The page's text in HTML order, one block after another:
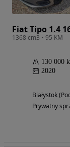
Fiat Tipo 1.4
1368 cm3 • 95 KM
130 000
2020
Białystok
Prywatny